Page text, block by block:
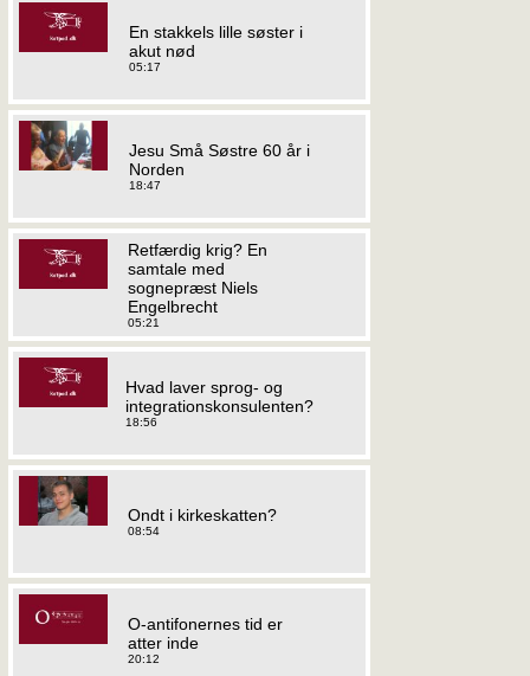
En stakkels lille søster i
akut nød
05:17
Jesu Små Søstre 60 år i
Norden
18:47
Retfærdig krig? En
samtale med
sognepræst Niels
Engelbrecht
05:21
Hvad laver sprog- og
integrationskonsulenten?
18:56
Ondt i kirkeskatten?
08:54
O-antifonernes tid er
atter inde
20:12